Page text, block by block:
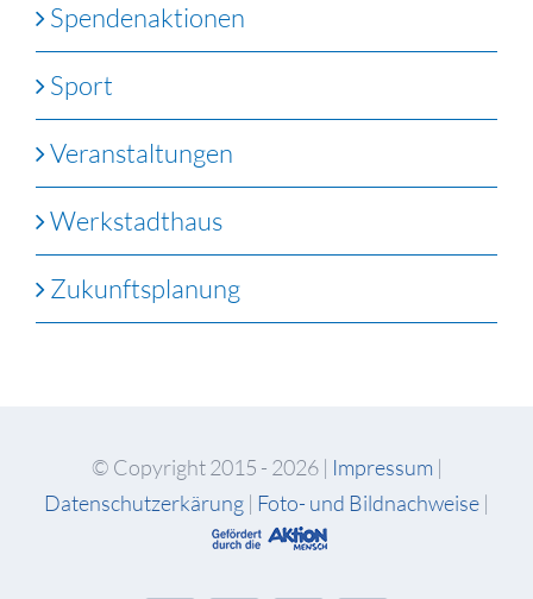
Spendenaktionen
Sport
Veranstaltungen
Werkstadthaus
Zukunftsplanung
© Copyright 2015 - 2026 | Impressum |
Datenschutzerkärung | Foto- und Bildnachweise |